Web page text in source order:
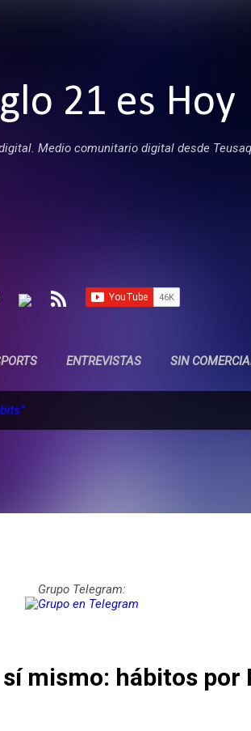
21 es Hoy
Medio comunitario digital desde
ENTREVISTAS SIN
Grupo Telegram:
mismo: hábitos por